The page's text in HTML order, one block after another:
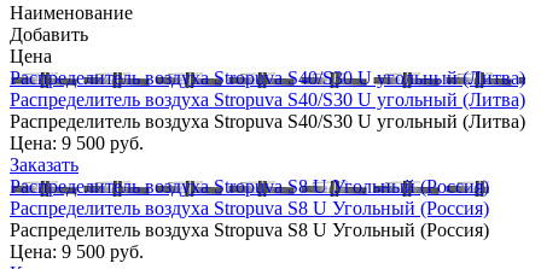
Наименование
Добавить
Цена
Распределитель воздуха Stropuva S40/S30 U угольный (Литва)
Распределитель воздуха Stropuva S40/S30 U угольный (Литва)
Распределитель воздуха Stropuva S40/S30 U угольный (Литва)
Цена: 9 500 руб.
Заказать
Распределитель воздуха Stropuva S8 U Угольный (Россия)
Распределитель воздуха Stropuva S8 U Угольный (Россия)
Распределитель воздуха Stropuva S8 U Угольный (Россия)
Цена: 9 500 руб.